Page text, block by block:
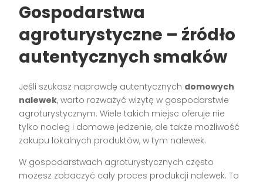
Gospodarstwa
agroturystyczne – źródło
autentycznych smaków
Jeśli szukasz naprawdę autentycznych domowych
nalewek, warto rozważyć wizytę w gospodarstwie
agroturystycznym. Wiele takich miejsc oferuje nie
tylko nocleg i domowe jedzenie, ale także możliwość
zakupu lokalnych produktów, w tym nalewek.
W gospodarstwach agroturystycznych często
możesz zobaczyć cały proces produkcji nalewek. To